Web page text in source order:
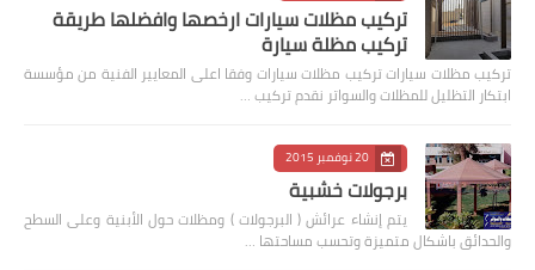
تركيب مظلات سيارات ارخصها وافضلها طريقة
تركيب مظلة سيارة
‏تركيب مظلات سيارات تركيب مظلات سيارات وفقا اعلى المعايير الفنية من مؤسسة
ابتكار التظليل للمظلات والسواتر نقدم تركيب …
20 نوفمبر 2015
برجولات خشبية
يتم إنشاء عرائش ( البرجولات ) ومظلات حول الأبنية وعلى السطح
والحدائق باشكال متميزة وتحسب مساحتها …